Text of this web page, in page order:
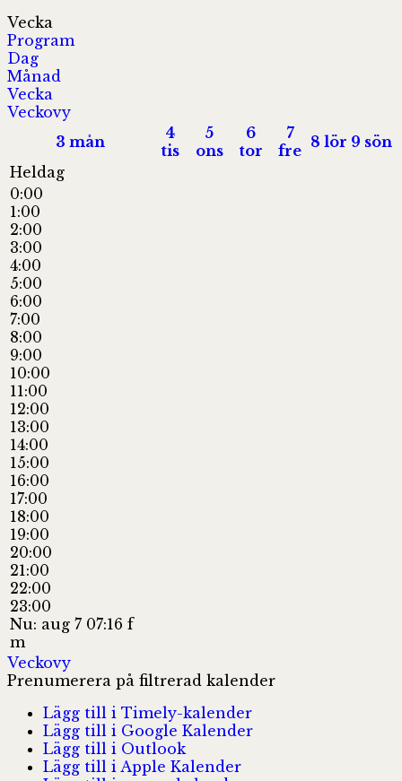
Vecka
Program
Dag
Månad
Vecka
Veckovy
3 mån
4
tis
5
ons
6
tor
7
fre 8 lör 9 sön
Heldag
0:00
1:00
2:00
3:00
4:00
5:00
6:00
7:00
8:00
9:00
10:00
11:00
12:00
13:00
14:00
15:00
16:00
17:00
18:00
19:00
20:00
21:00
22:00
23:00
Nu: aug 7 07:16 f
m
Veckovy
Prenumerera på filtrerad kalender
Lägg till i Timely-kalender
Lägg till i Google Kalender
Lägg till i Outlook
Lägg till i Apple Kalender